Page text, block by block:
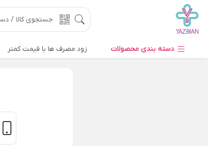
دسته بندی محصولات زود مصرف ها با قیمت کمتر